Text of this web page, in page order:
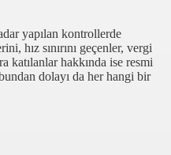
yapılan kontrollerde
hız sınırını geçenler, vergi
katılanlar hakkında ise resmi
dolayı da her hangi bir